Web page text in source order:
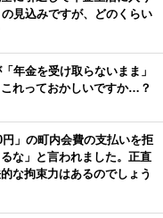
見込みですが、どのくらい
年金を受け取らないまま」
れっておかしいですか…？
円」の町内会費の支払いを拒
な」と言われました。正直
な拘束力はあるのでしょう